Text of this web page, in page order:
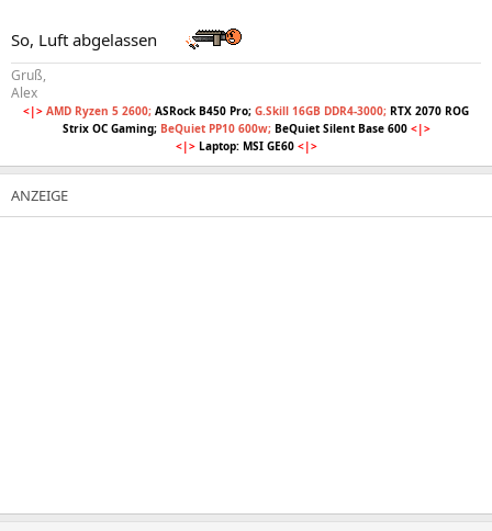
So, Luft abgelassen
Gruß,
Alex
<|> AMD Ryzen 5 2600; ASRock B450 Pro; G.Skill 16GB DDR4-3000; RTX 2070 ROG
Strix OC Gaming; BeQuiet PP10 600w;BeQuiet Silent Base 600 <|>
<|> Laptop: MSI GE60 <|>